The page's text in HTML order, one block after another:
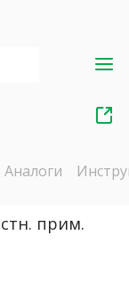
Аналоги
прим.